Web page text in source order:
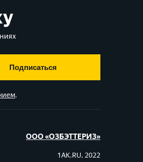
Подписаться
.
ООО «ОЗБЭТТЕРИЗ»
1AK.RU, 2022